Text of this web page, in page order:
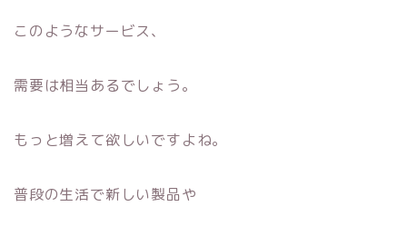
このようなサービス、
需要は相当あるでしょう。
もっと増えて欲しいですよね。
普段の生活で新しい製品や